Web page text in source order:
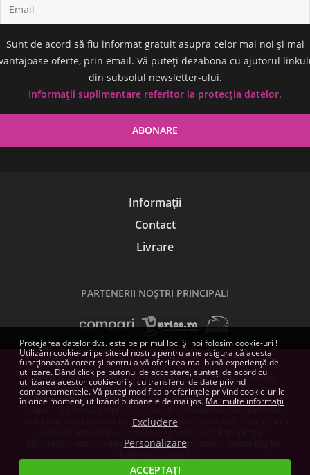
Sunt de acord să fiu informat gratuit asupra celor mai noi și mai
oferte, prin email. Vă puteți dezabona cu ajutorul
din subsolul newsletter-ului.
Informații suplimentare referitor la protecția datelor.
Informații
Contact
Livrare
PARTENERII NOŞTRI PRINCIPALI
Unele dintre imaginile de pe această pagină sunt doar ilustrații.
Specificațiile tehnice, conținutul pachetelor și cerințele de sistem
indicate pentru produsele software sunt orientative. Dezvoltatorii și
editorii își rezervă dreptul la eventualele modificări, fără notificare,
astfel compania noastră nu își poate asuma responsabilitatea pentru
Materialele scrise, publicate aici, sunt proprietatea Konzolvilág Kft.
Protejarea datelor dvs. este pe primul loc! Și noi folosim cookie-uri !
Utilizăm cookie-uri pe site-ul nostru pentru a ne asigura că acesta
funcționează corect și pentru a vă oferi cea mai bună experiență de
utilizare. Dând click pe butonul de acceptare, sunteți de acord cu
utilizarea acestor cookie-uri și cu transferul de date privind
comportamentele. Vă puteți modifica preferințele privind cookie-urile
în orice moment, utilizând butoanele de mai jos. Mai multe informații
Excludere
Personalizare
ACCEPTAȚI